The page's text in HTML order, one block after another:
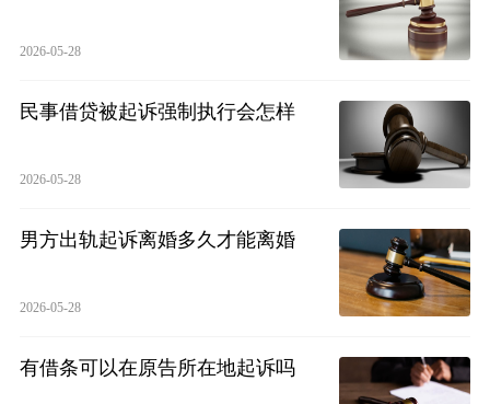
2026-05-28
民事借贷被起诉强制执行会怎样
2026-05-28
男方出轨起诉离婚多久才能离婚
2026-05-28
有借条可以在原告所在地起诉吗